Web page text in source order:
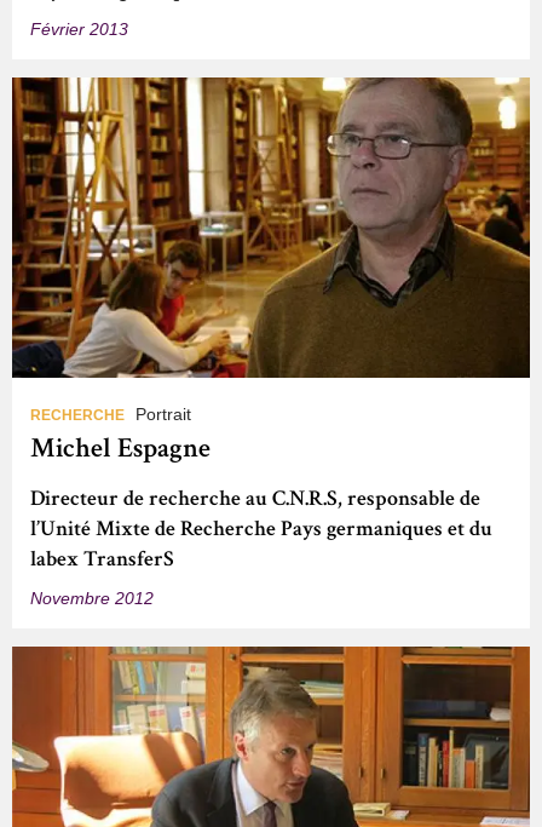
Février 2013
RECHERCHE Portrait
Michel Espagne
Directeur de recherche au C.N.R.S, responsable de
l’Unité Mixte de Recherche Pays germaniques et du
labex TransferS
Novembre 2012